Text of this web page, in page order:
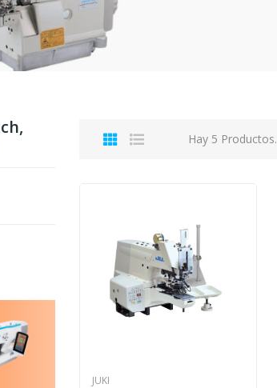
Hay 5 Productos.
JUKI